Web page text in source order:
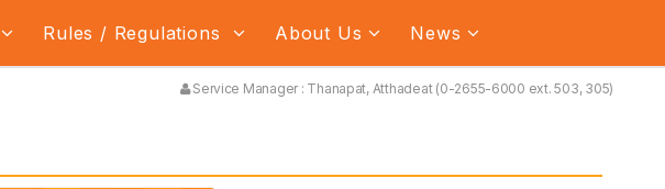
Rules / Regulations About Us News
Service Manager : Thanapat, Atthadeat (0-2655-6000 ext. 503, 305)